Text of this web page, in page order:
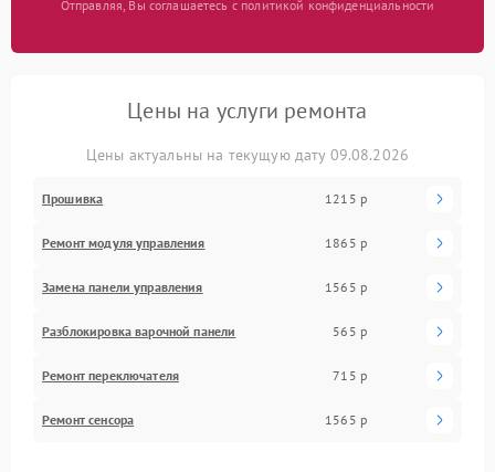
Отправляя, Вы соглашаетесь с политикой конфиденциальности
Цены на услуги ремонта
Цены актуальны на текущую дату 09.08.2026
Прошивка 1215 р
Ремонт модуля управления 1865 р
Замена панели управления 1565 р
Разблокировка варочной панели 565 р
Ремонт переключателя 715 р
Ремонт сенсора 1565 р